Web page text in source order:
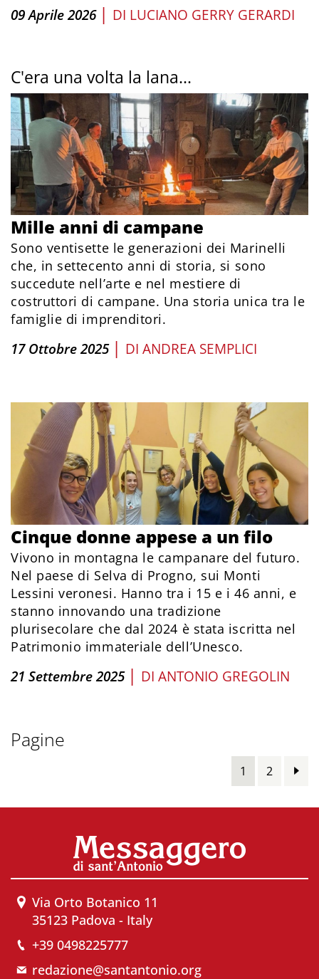
09 Aprile 2026 | DI LUCIANO GERRY GERARDI
C'era una volta la lana...
Mille anni di campane
Sono ventisette le generazioni dei Marinelli
che, in settecento anni di storia, si sono
succedute nell’arte e nel mestiere di
costruttori di campane. Una storia unica tra le
famiglie di imprenditori.
17 Ottobre 2025 | DI ANDREA SEMPLICI
Cinque donne appese a un filo
Vivono in montagna le campanare del futuro.
Nel paese di Selva di Progno, sui Monti
Lessini veronesi. Hanno tra i 15 e i 46 anni, e
stanno innovando una tradizione
plurisecolare che dal 2024 è stata iscritta nel
Patrimonio immateriale dell’Unesco.
21 Settembre 2025 | DI ANTONIO GREGOLIN
Pagine
1 2
Via Orto Botanico 11
35123 Padova - Italy
+39 0498225777
redazione@santantonio.org